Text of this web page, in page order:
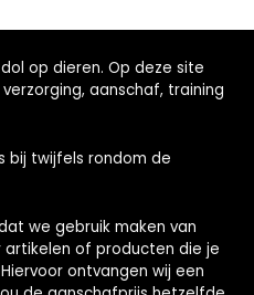
op dieren. Op deze site
aanschaf, training
bij twijfels rondom de
we gebruik maken van
artikelen of producten die je
ontvangen wij een